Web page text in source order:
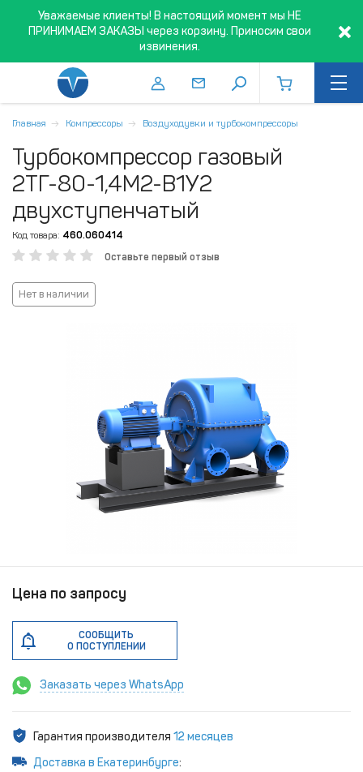
Уважаемые клиенты! В настоящий момент мы НЕ
ПРИНИМАЕМ ЗАКАЗЫ через корзину. Приносим свои
извинения.
Главная Компрессоры Воздуходувки и турбокомпрессоры
Турбокомпрессор газовый
2ТГ-80-1,4М2-В1У2
двухступенчатый
Код товара: 460.060414
Оставьте первый отзыв
Нет в наличии
Цена по запросу
СООБЩИТЬ
О ПОСТУПЛЕНИИ
Заказать через WhatsApp
Гарантия производителя 12 месяцев
Доставка в Екатеринбурге: